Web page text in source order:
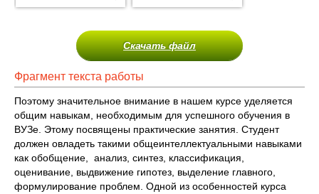
Скачать файл
Фрагмент текста работы
Поэтому значительное внимание в нашем курсе уделяется
общим навыкам, необходимым для успешного обучения в
ВУЗе. Этому посвящены практические занятия. Студент
должен овладеть такими общеинтеллектуальными навыками
как обобщение, анализ, синтез, классификация,
оценивание, выдвижение гипотез, выделение главного,
формулирование проблем. Одной из особенностей курса